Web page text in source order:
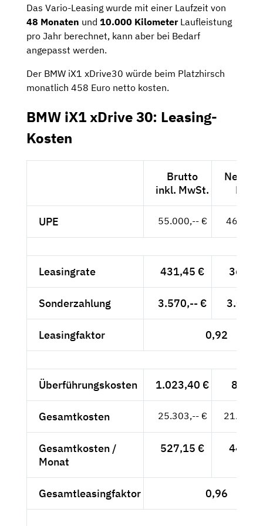
Das Vario-Leasing wurde mit einer Laufzeit von
48 Monaten und 10.000 KilometerLaufleistung
pro Jahr berechnet, kann aber bei Bedarf
angepasst werden.
Der BMW iX1 xDrive30 würde beim Platzhirsch
monatlich 458 Euro netto kosten.
BMW iX1 xDrive 30: Leasing-
Kosten
Brutto
inkl. MwSt.
Netto
UPE 55.000,-- €
Leasingrate 431,45 €
Sonderzahlung 3.570,-- €
Leasingfaktor 0,92
Überführungskosten 1.023,40 €
Gesamtkosten 25.303,-- €
Gesamtkosten /
Monat
527,15 €
Gesamtleasingfaktor 0,96